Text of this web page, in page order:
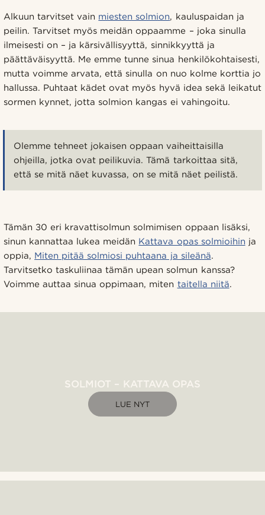
Alkuun tarvitset vain miesten solmion, kauluspaidan ja
peilin. Tarvitset myös meidän oppaamme – joka sinulla
ilmeisesti on – ja kärsivällisyyttä, sinnikkyyttä ja
päättäväisyyttä. Me emme tunne sinua henkilökohtaisesti,
mutta voimme arvata, että sinulla on nuo kolme korttia jo
hallussa. Puhtaat kädet ovat myös hyvä idea sekä leikatut
sormen kynnet, jotta solmion kangas ei vahingoitu.
Olemme tehneet jokaisen oppaan vaiheittaisilla
ohjeilla, jotka ovat peilikuvia. Tämä tarkoittaa sitä,
että se mitä näet kuvassa, on se mitä näet peilistä.
Tämän 30 eri kravattisolmun solmimisen oppaan lisäksi,
sinun kannattaa lukea meidän Kattava opas solmioihin ja
oppia, Miten pitää solmiosi puhtaana ja sileänä.
Tarvitsetko taskuliinaa tämän upean solmun kanssa?
Voimme auttaa sinua oppimaan, miten taitella niitä.
SOLMIOT – KATTAVA OPAS
LUE NYT